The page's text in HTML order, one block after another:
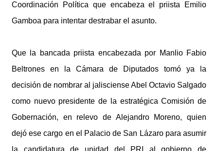
Coordinación Política que encabeza el priista Emilio
Gamboa para intentar destrabar el asunto.
Que la bancada priista encabezada por Manlio Fabio
Beltrones en la Cámara de Diputados tomó ya la
decisión de nombrar al jalisciense Abel Octavio Salgado
como nuevo presidente de la estratégica Comisión de
Gobernación, en relevo de Alejandro Moreno, quien
dejó ese cargo en el Palacio de San Lázaro para asumir
la candidatura de unidad del PRI al gobierno de